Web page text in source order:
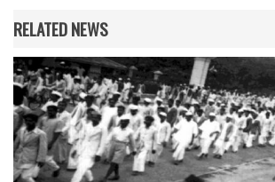
RELATED NEWS